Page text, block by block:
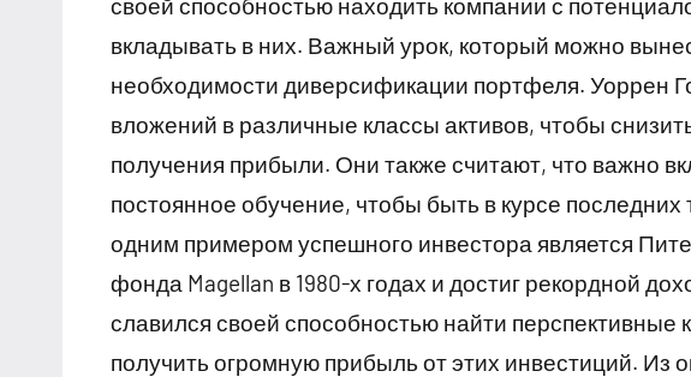
вкладывать в них. Важный урок, который можно
необходимости диверсификации портфеля. Уоррен
вложений в различные классы активов, чтобы
получения прибыли. Они также считают, что важно
постоянное обучение, чтобы быть в курсе
одним примером успешного инвестора является
фонда Magellan в 1980-х годах и достиг рекордной
славился своей способностью найти перспективные
получить огромную прибыль от этих инвестиций.